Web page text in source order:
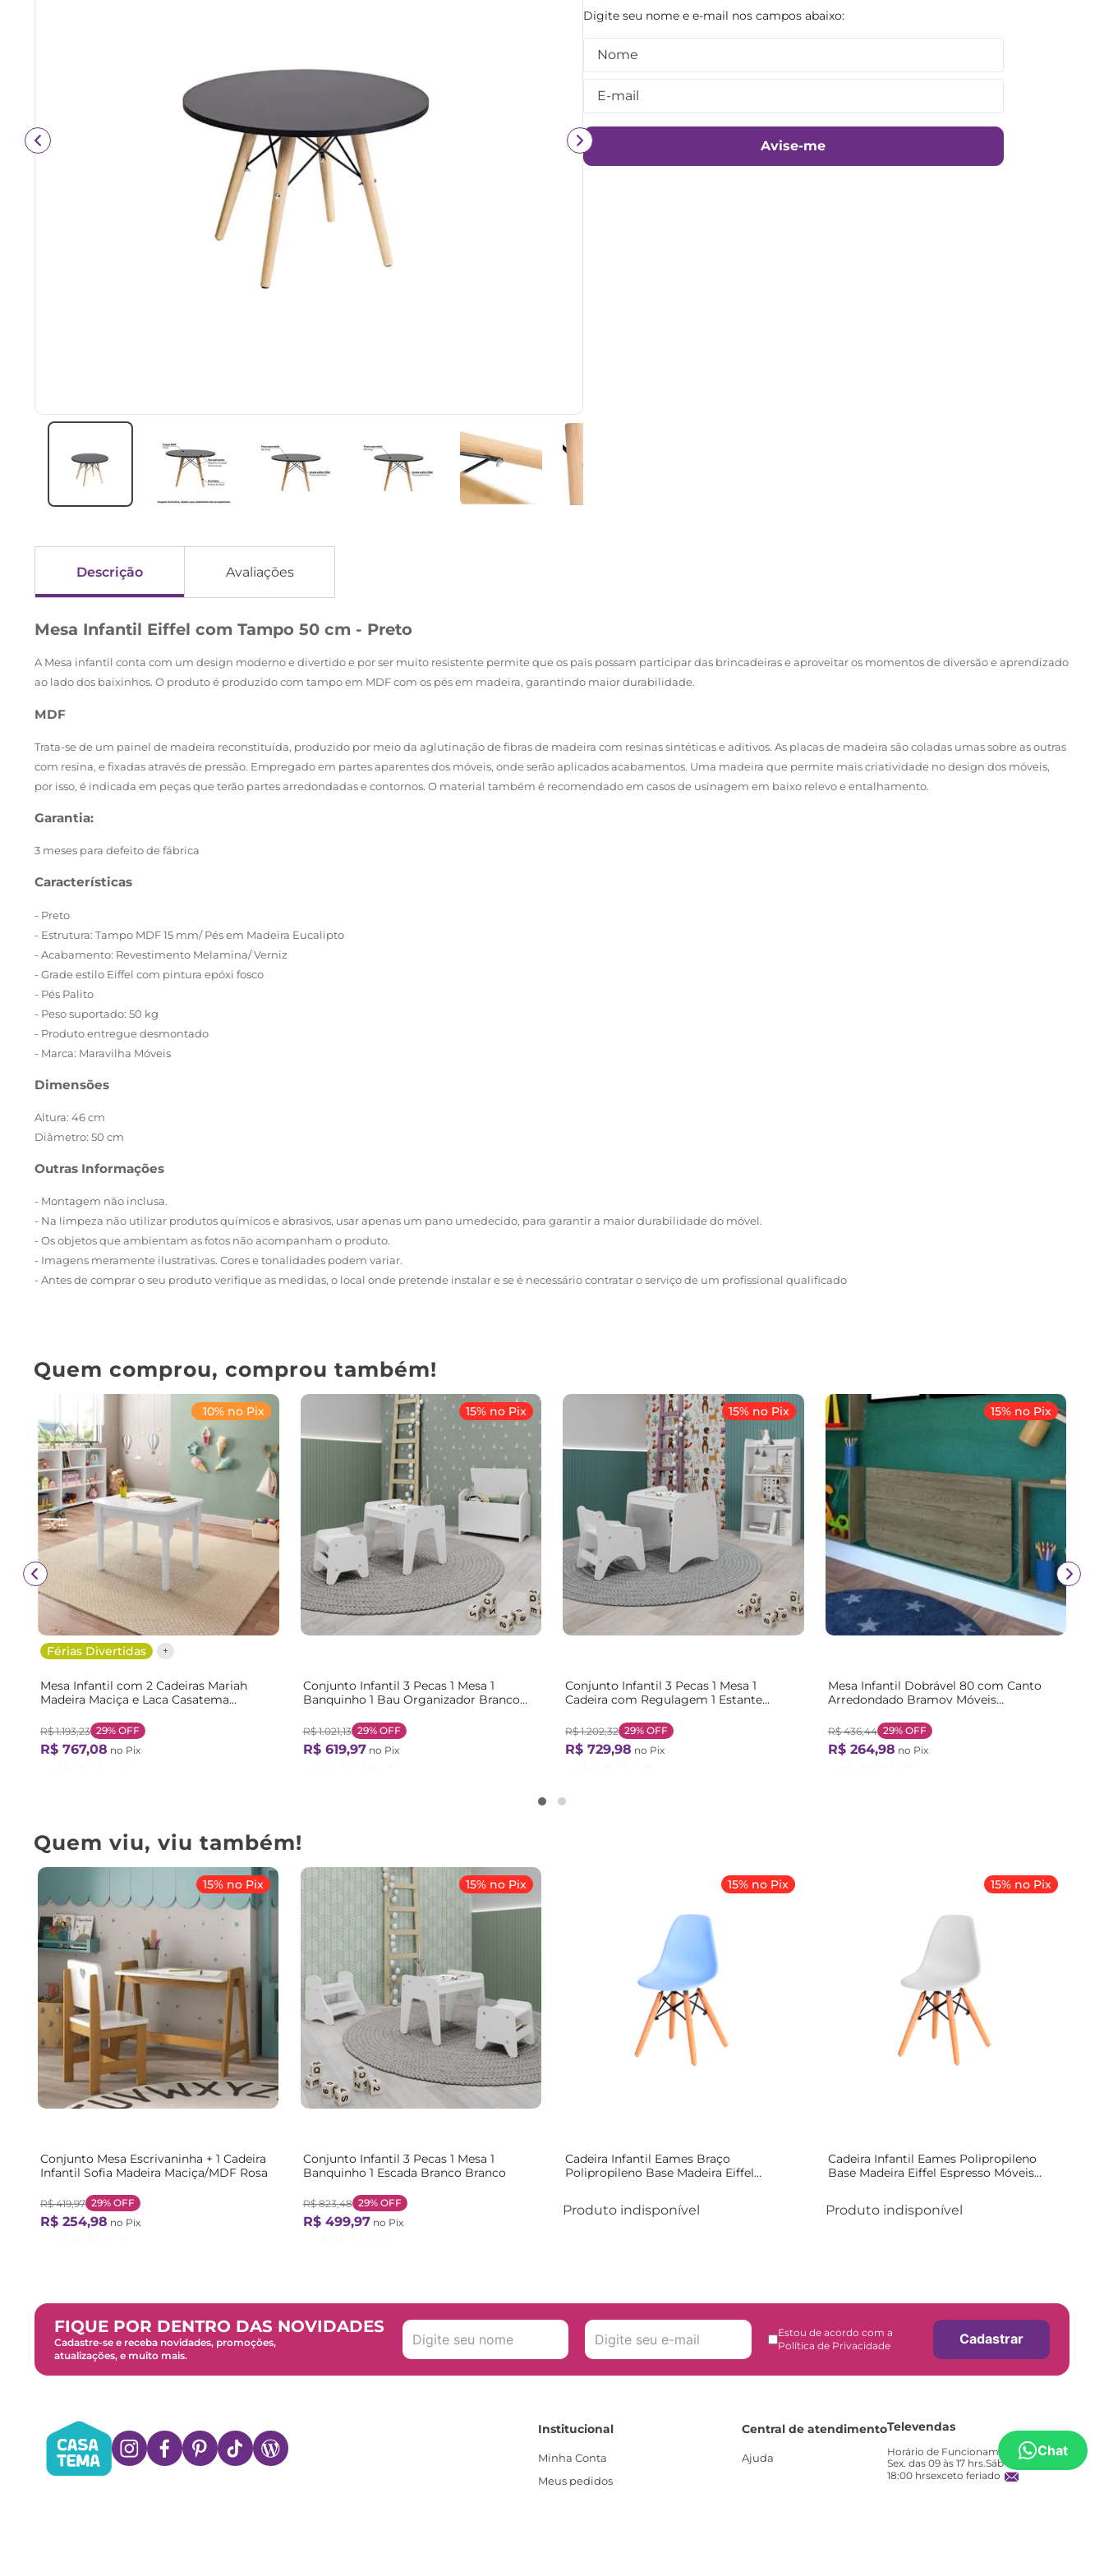
Chat
Avise-me
Descrição Avaliações
Mesa Infantil Eiffel com Tampo 50 cm - Preto
A Mesa infantil conta com um design moderno e divertido e por ser muito resistente permite que os pais possam participar das brincadeiras e aproveitar os momentos de diversão e aprendizado
ao lado dos baixinhos. O produto é produzido com tampo em MDF com os pés em madeira, garantindo maior durabilidade.
MDF
Trata-se de um painel de madeira reconstituída, produzido por meio da aglutinação de fibras de madeira com resinas sintéticas e aditivos. As placas de madeira são coladas umas sobre as outras
com resina, e fixadas através de pressão. Empregado em partes aparentes dos móveis, onde serão aplicados acabamentos. Uma madeira que permite mais criatividade no design dos móveis,
por isso, é indicada em peças que terão partes arredondadas e contornos. O material também é recomendado em casos de usinagem em baixo relevo e entalhamento.
Garantia:
3 meses para defeito de fábrica
Características
- Preto
- Estrutura: Tampo MDF 15 mm/ Pés em Madeira Eucalipto
- Acabamento: Revestimento Melamina/ Verniz
- Grade estilo Eiffel com pintura epóxi fosco
- Pés Palito
- Peso suportado: 50 kg
- Produto entregue desmontado
- Marca: Maravilha Móveis
Dimensões
Altura: 46 cm
Diâmetro: 50 cm
Outras Informações
- Montagem não inclusa.
- Na limpeza não utilizar produtos químicos e abrasivos, usar apenas um pano umedecido, para garantir a maior durabilidade do móvel.
- Os objetos que ambientam as fotos não acompanham o produto.
- Imagens meramente ilustrativas. Cores e tonalidades podem variar.
- Antes de comprar o seu produto verifique as medidas, o local onde pretende instalar e se é necessário contratar o serviço de um profissional qualificado
Quem comprou, comprou também!
Férias Divertidas
10% no Pix
Mesa Infantil com 2 Cadeiras Mariah
Madeira Maciça e Laca Casatema
R$ 1.193,23 29% OFF
R$ 767,08 no Pix
15% no Pix
Conjunto Infantil 3 Pecas 1 Mesa 1
Banquinho 1 Bau Organizador Branco
R$ 1.021,13 29%OFF
R$ 619,97no Pix
15% no Pix
Conjunto Infantil 3 Pecas 1 Mesa 1
Cadeira com Regulagem 1 Estante
R$ 1.202,32 29% OFF
R$ 729,98 no Pix
15% no Pix
Mesa Infantil Dobrável 80 com Canto
Arredondado Bramov Móveis
R$ 436,44 29%OFF
R$ 264,98 no Pix
Quem viu, viu também!
15% no Pix
Conjunto Mesa Escrivaninha + 1 Cadeira
Infantil Sofia Madeira Maciça/MDF Rosa
R$ 419,97 29% OFF
R$ 254,98 no Pix
15% no Pix
Conjunto Infantil 3 Pecas 1 Mesa 1
Banquinho 1 Escada Branco Branco
R$ 823,48 29%OFF
R$ 499,97no Pix
15% no Pix
Cadeira Infantil Eames Braço
Polipropileno Base Madeira Eiffel
Produto indisponível
15% no Pix
Cadeira Infantil Eames Polipropileno
Base Madeira Eiffel Espresso Móveis
Produto indisponível
FIQUE POR DENTRO DAS NOVIDADES
Cadastre-se e receba novidades, promoções,
atualizações, e muito mais.
Estou de acordo com a
Política de Privacidade
Cadastrar
Institucional
Minha Conta
Meus pedidos
Central de atendimento
Ajuda
Televendas
Horário de Funcionamento:Seg. a
Sex. das 09 às 17 hrs.Sáb das 10:00 às
18:00 hrsexceto feriado